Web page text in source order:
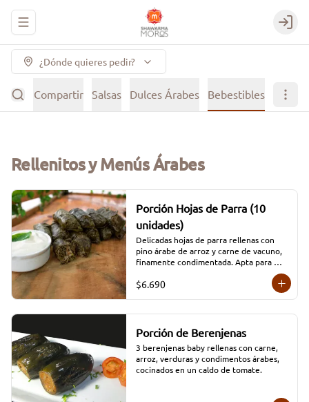
Abrir menu de navegación Login
¿Dónde quieres pedir?
y Compartir Salsas Dulces Árabes Bebestibles
Rellenitos y Menús Árabes
Porción Hojas de Parra (10
unidades)
Delicadas hojas de parra rellenas con
pino árabe de arroz y carne de vacuno,
finamente condimentada. Apta para
$6.690
Porción de Berenjenas
3 berenjenas baby rellenas con carne,
arroz, verduras y condimentos árabes,
cocinados en un caldo de tomate.